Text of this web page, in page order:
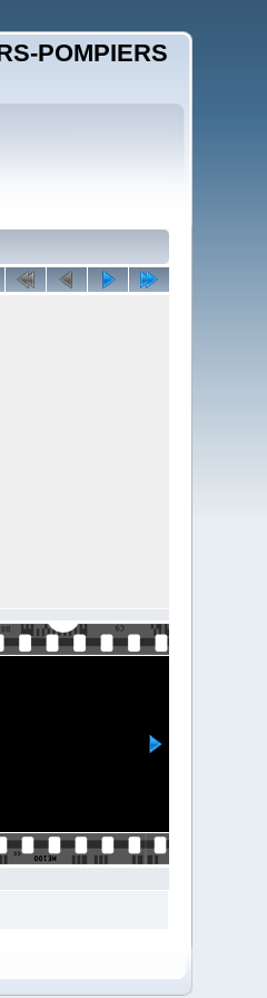
POMPIERS